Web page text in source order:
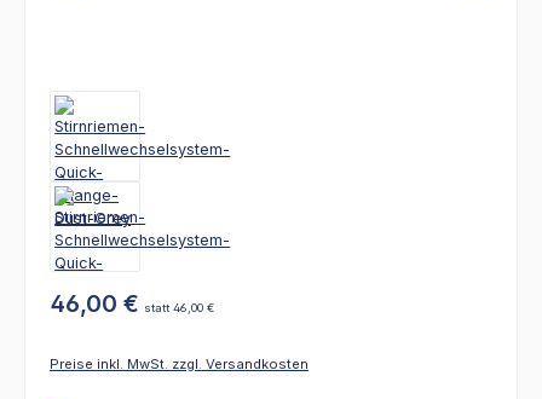
46,00 € statt 46,00 €
Preise inkl. MwSt. zzgl. Versandkosten